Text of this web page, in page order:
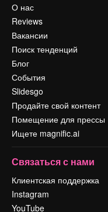
О нас
Reviews
Вакансии
Поиск тенденций
Блог
События
Slidesgo
Продайте свой контент
Помещение для прессы
Ищете magnific.ai
Связаться с нами
Клиентская поддержка
Instagram
YouTube